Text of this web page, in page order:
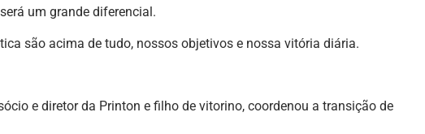
um grande diferencial.
são acima de tudo, nossos objetivos e nossa vitória diária.
e diretor da Printon e filho de vitorino, coordenou a transição de